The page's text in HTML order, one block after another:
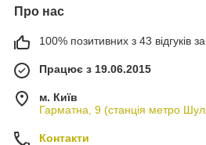
Про нас
100% позитивних з 43 відгуків за
Працює з 19.06.2015
м. Київ
Гарматна, 9 (станція метро
Контакти